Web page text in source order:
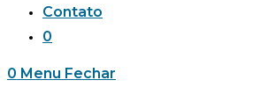
Contato
0
0 Menu Fechar